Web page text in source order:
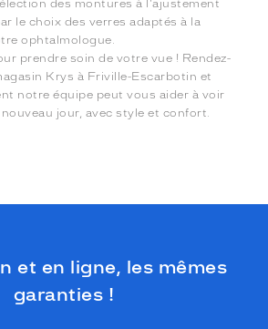
des montures à l'ajustement
le choix des verres adaptés à la
ophtalmologue.
prendre soin de votre vue ! Rendez-
Krys à Friville-Escarbotin et
notre équipe peut vous aider à voir
jour, avec style et confort.
et en ligne, les mêmes
garanties !